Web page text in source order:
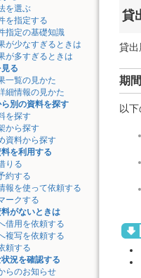
を選ぶ
を指定する
指定の基礎知識
が少なすぎるときは
が多すぎるときは
る
一覧の見かた
細情報の見かた
別の資料を探す
を探す
から探す
資料から探す
を利用する
りる
約する
報を使って依頼する
ークする
がないときは
借用を依頼する
複写を依頼する
頼する
況を確認する
らのお知らせ
貸
貸出
期
以